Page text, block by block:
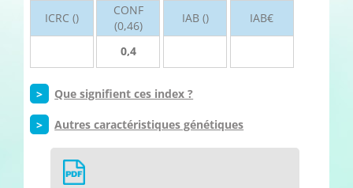
ICRC ()
CONF
(0,46)
0,4
IAB () IAB€
> Que signifient ces index ?
> Autres caractéristiques génétiques